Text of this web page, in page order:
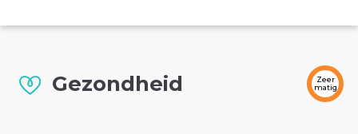
Gezondheid
Zeer
matig